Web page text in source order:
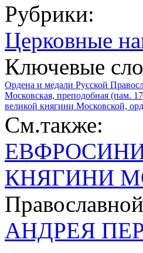
Рубрики:
Церковные
Ключевые
Ордена и медали Русской
Московская, преподобная (пам.
великой княгини Московской,
См.также:
КНЯГИНИ
АНДРЕЯ